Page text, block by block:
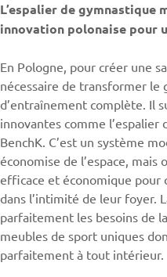
L’espalier de gymnastique
innovation polonaise pour
En Pologne, pour créer une
nécessaire de transformer le
d’entraînement complète. Il
innovantes comme
BenchK. C’est un système
économise de l’espace,
efficace et économique pour
dans l’intimité de leur foyer.
parfaitement les besoins de
meubles de sport uniques
parfaitement à tout intérieur.